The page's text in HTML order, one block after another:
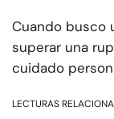
Cuando busco
superar una
cuidado
LECTURAS